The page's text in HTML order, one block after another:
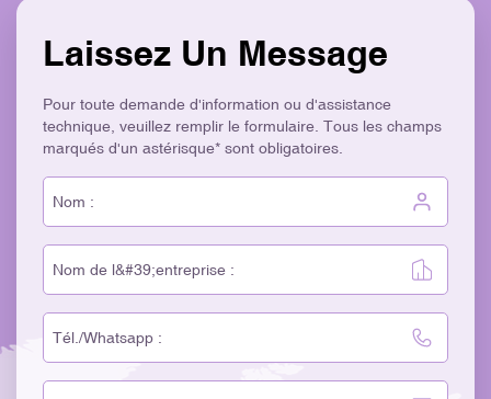
Laissez Un Message
Pour toute demande d'information ou d'assistance
technique, veuillez remplir le formulaire. Tous les champs
marqués d'un astérisque* sont obligatoires.